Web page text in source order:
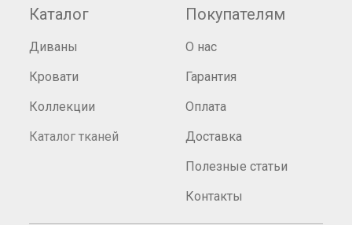
Каталог
Диваны
Кровати
Коллекции
Каталог тканей
Покупателям
О нас
Гарантия
Оплата
Доставка
Полезные статьи
Контакты